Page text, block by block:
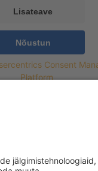
Lisateave
Nõustun
Consent
Platform